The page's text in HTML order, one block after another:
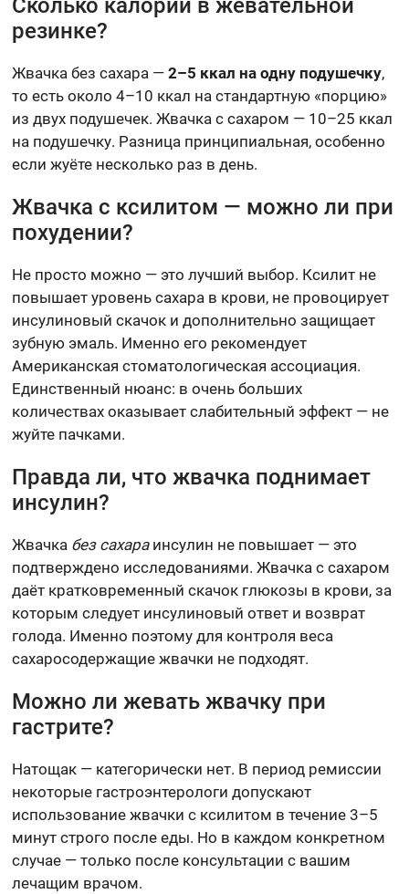
Сколько калорий в жевательной
резинке?
Жвачка без сахара —2–5 ккал на одну подушечку,
то есть около 4–10 ккал на стандартную «порцию»
из двух подушечек. Жвачка с сахаром — 10–25 ккал
на подушечку. Разница принципиальная, особенно
если жуёте несколько раз в день.
Жвачка с ксилитом — можно ли при
похудении?
Не просто можно — это лучший выбор. Ксилит не
повышает уровень сахара в крови, не провоцирует
инсулиновый скачок и дополнительно защищает
зубную эмаль. Именно его рекомендует
Американская стоматологическая ассоциация.
Единственный нюанс: в очень больших
количествах оказывает слабительный эффект — не
жуйте пачками.
Правда ли, что жвачка поднимает
инсулин?
Жвачка без сахараинсулин не повышает — это
подтверждено исследованиями. Жвачка с сахаром
даёт кратковременный скачок глюкозы в крови, за
которым следует инсулиновый ответ и возврат
голода. Именно поэтому для контроля веса
сахаросодержащие жвачки не подходят.
Можно ли жевать жвачку при
гастрите?
Натощак — категорически нет. В период ремиссии
некоторые гастроэнтерологи допускают
использование жвачки с ксилитом в течение 3–5
минут строго после еды. Но в каждом конкретном
случае — только после консультации с вашим
лечащим врачом.